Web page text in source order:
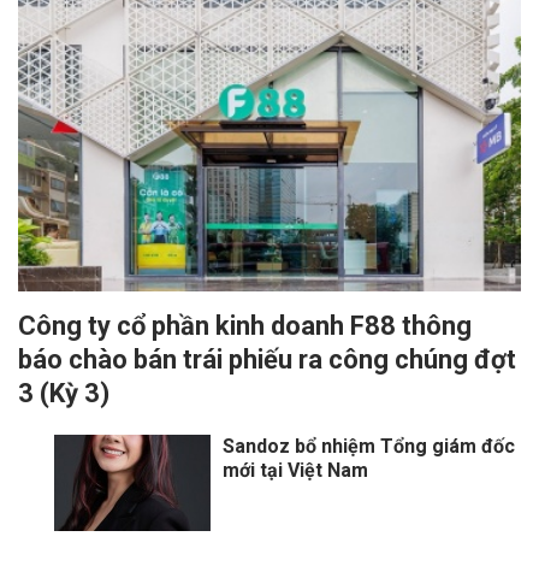
Công ty cổ phần kinh doanh F88 thông
báo chào bán trái phiếu ra công chúng đợt
3 (Kỳ 3)
Sandoz bổ nhiệm Tổng giám đốc
mới tại Việt Nam